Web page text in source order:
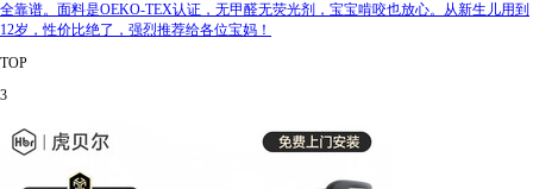
全靠谱。面料是OEKO-TEX认证，无甲醛无荧光剂，宝宝啃咬也放心。从新生儿用到
12岁，性价比绝了，强烈推荐给各位宝妈！
TOP
3